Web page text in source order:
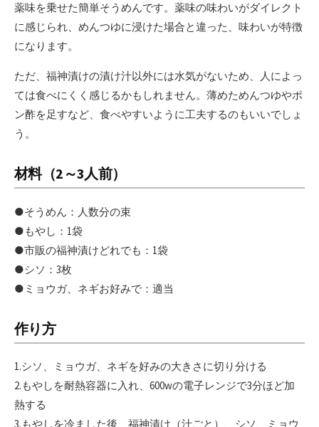
薬味を乗せた簡単そうめんです。薬味の味わいがダイレクト
に感じられ、めんつゆに浸けた場合と違った、味わいが特徴
になります。
ただ、福神漬けの漬け汁以外には水気がないため、人によっ
ては食べにくく感じるかもしれません。薄めためんつゆやポ
ン酢を足すなど、食べやすいように工夫するのもいいでしょ
う。
材料（2～3人前）
●そうめん：人数分の束
●もやし：1袋
●市販の福神漬けどれでも：1袋
●シソ：3枚
●ミョウガ、ネギお好みで：適当
作り方
1.シソ、ミョウガ、ネギを好みの大きさに切り分ける
2.もやしを耐熱容器に入れ、600wの電子レンジで3分ほど加
熱する
3.もやしを冷ました後、福神漬け（汁ごと）、シソ、ミョウ